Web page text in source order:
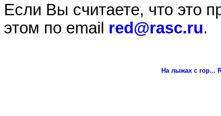
Если Вы считаете, что это
этом по email red@rasc.ru.
На лыжах с гор...